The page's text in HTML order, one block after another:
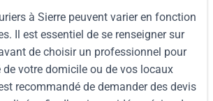
à Sierre peuvent varier en fonction
Il est essentiel de se renseigner sur
de choisir un professionnel pour
de votre domicile ou de vos locaux
recommandé de demander des devis